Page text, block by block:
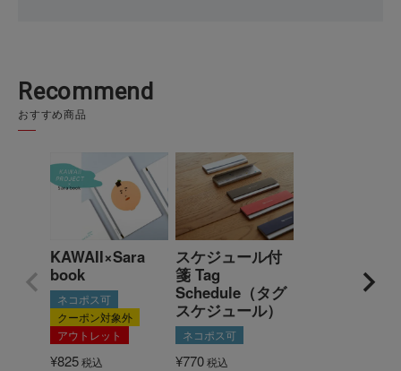
Recommend
おすすめ商品
KAWAII×Sara
book
ネコポス可
クーポン対象外
アウトレット
¥825税込
スケジュール付
箋 Tag
Schedule（タグ
スケジュール）
ネコポス可
¥770税込